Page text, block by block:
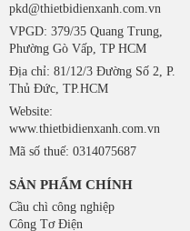
pkd@thietbidienxanh.com.vn
VPGD: 379/35 Quang Trung,
Phường Gò Vấp, TP HCM
Địa chỉ: 81/12/3 Đường Số 2, P.
Thủ Đức, TP.HCM
Website:
www.thietbidienxanh.com.vn
Mã số thuế: 0314075687
SẢN PHẨM CHÍNH
Cầu chì công nghiệp
Công Tơ Điện